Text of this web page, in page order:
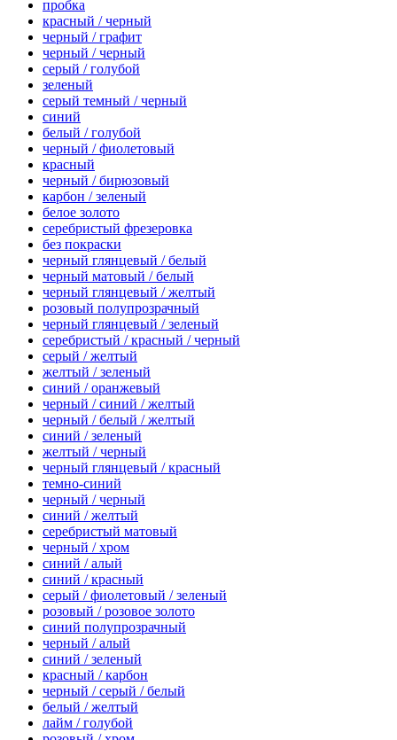
пробка
красный / черный
черный / графит
черный / черный
серый / голубой
зеленый
серый темный / черный
синий
белый / голубой
черный / фиолетовый
красный
черный / бирюзовый
карбон / зеленый
белое золото
серебристый фрезеровка
без покраски
черный глянцевый / белый
черный матовый / белый
черный глянцевый / желтый
розовый полупрозрачный
черный глянцевый / зеленый
серебристый / красный / черный
серый / желтый
желтый / зеленый
синий / оранжевый
черный / синий / желтый
черный / белый / желтый
синий / зеленый
желтый / черный
черный глянцевый / красный
темно-синий
черный / черный
синий / желтый
серебристый матовый
черный / хром
синий / алый
синий / красный
серый / фиолетовый / зеленый
розовый / розовое золото
синий полупрозрачный
черный / алый
синий / зеленый
красный / карбон
черный / серый / белый
белый / желтый
лайм / голубой